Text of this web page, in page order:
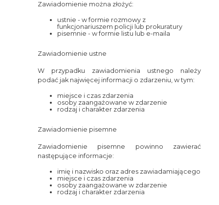
Zawiadomienie można złożyć:
ustnie - w formie rozmowy z
funkcjonariuszem policji lub prokuratury
pisemnie - w formie listu lub e-maila
Zawiadomienie ustne
W przypadku zawiadomienia ustnego należy
podać jak najwięcej informacji o zdarzeniu, w tym:
miejsce i czas zdarzenia
osoby zaangażowane w zdarzenie
rodzaj i charakter zdarzenia
Zawiadomienie pisemne
Zawiadomienie pisemne powinno zawierać
następujące informacje:
imię i nazwisko oraz adres zawiadamiającego
miejsce i czas zdarzenia
osoby zaangażowane w zdarzenie
rodzaj i charakter zdarzenia